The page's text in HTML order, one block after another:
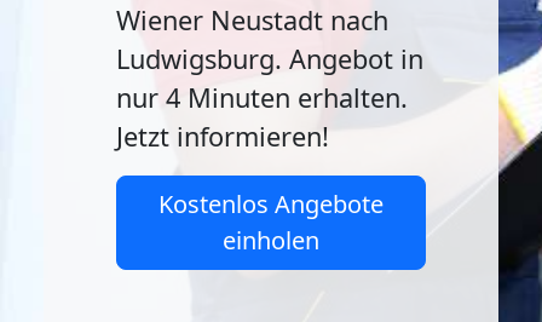
Wiener Neustadt nach
Ludwigsburg. Angebot in
nur 4 Minuten erhalten.
Jetzt informieren!
Kostenlos Angebote
einholen